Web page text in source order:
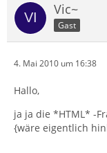
Vic~
Gast
4. Mai 2010 um 16:38
Hallo,
ja ja die *HTML* -
{wäre eigentlich